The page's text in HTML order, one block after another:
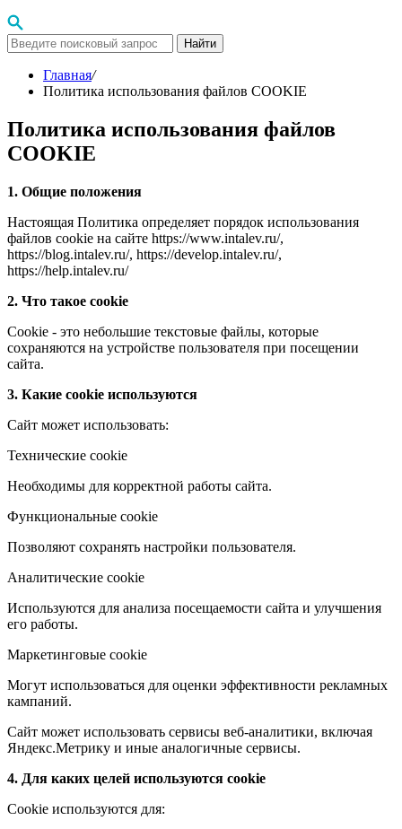
Найти
Главная/
Политика использования файлов COOKIE
Политика использования файлов
COOKIE
1. Общие положения
Настоящая Политика определяет порядок использования
файлов cookie на сайте https://www.intalev.ru/,
https://blog.intalev.ru/, https://develop.intalev.ru/,
https://help.intalev.ru/
2. Что такое cookie
Cookie - это небольшие текстовые файлы, которые
сохраняются на устройстве пользователя при посещении
сайта.
3. Какие cookie используются
Сайт может использовать:
Технические cookie
Необходимы для корректной работы сайта.
Функциональные cookie
Позволяют сохранять настройки пользователя.
Аналитические cookie
Используются для анализа посещаемости сайта и улучшения
его работы.
Маркетинговые cookie
Могут использоваться для оценки эффективности рекламных
кампаний.
Сайт может использовать сервисы веб-аналитики, включая
Яндекс.Метрику и иные аналогичные сервисы.
4. Для каких целей используются cookie
Cookie используются для: